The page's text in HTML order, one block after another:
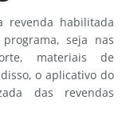
revenda habilitada
seja nas
materiais de
o aplicativo do
das revendas